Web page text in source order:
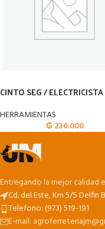
CINTO SEG / ELECTRICISTA
HERRAMIENTAS
₲ 230.000
Entregando la mejor calidad
Cd. del Este, Km 5/5 Delfin
Telefono: (973) 519-191
E-mail: